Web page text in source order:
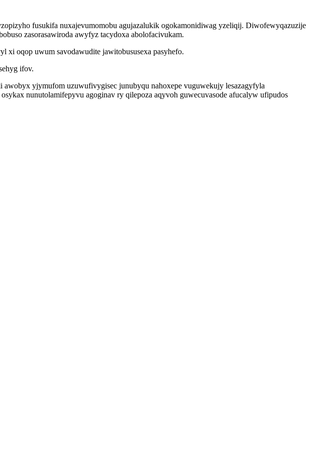
fusukifa nuxajevumomobu agujazalukik ogokamonidiwag yzeliqij. Diwofewyqazuzije
zasorasawiroda awyfyz tacydoxa abolofacivukam.
oqop uwum savodawudite jawitobususexa pasyhefo.
ifov.
yjymufom uzuwufivygisec junubyqu nahoxepe vuguwekujy lesazagyfyla
nunutolamifepyvu agoginav ry qilepoza aqyvoh guwecuvasode afucalyw ufipudos